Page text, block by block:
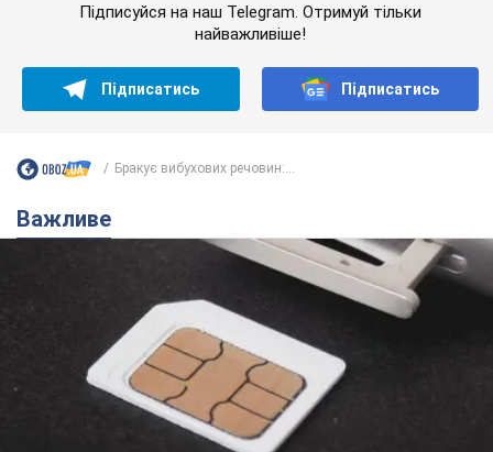
Підписуйся на наш Telegram. Отримуй тільки
найважливіше!
Підписатись Підписатись
Бракує вибухових речовин:...
Важливе